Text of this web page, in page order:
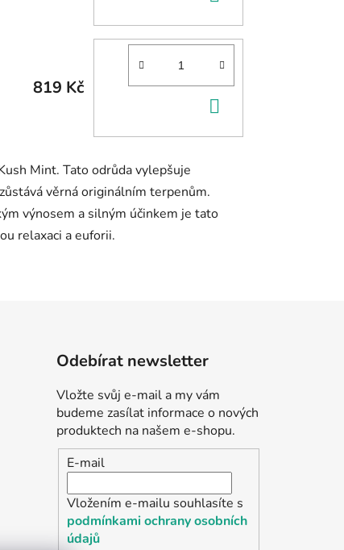
KOŠÍKU
819 Kč
KOŠÍKU
Odebírat newsletter
Vložte svůj e-mail a my vám
budeme zasílat informace o nových
produktech na našem e-shopu.
E-mail
Vložením e-mailu souhlasíte s
podmínkami ochrany osobních
údajů